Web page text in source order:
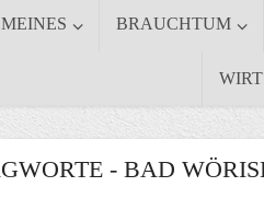
BRAUCHTUM
- BAD